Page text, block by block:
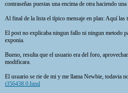
contraseñas puestas una encima de otra haciendo
Al final de la lista el típico mensaje en plan: Aquí las
El post no explicaba ningun fallo ni ningun metodo
exponia.
Bueno, resulta que el usuario era del foro,
modificara.
El usuario se rie de mi y me llama Newbie, todavia
t356438.0.html